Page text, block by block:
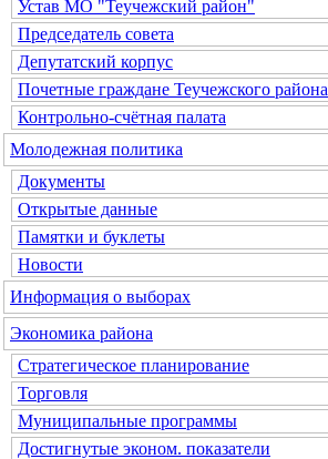
Устав МО "Теучежский район"
Председатель совета
Депутатский корпус
Почетные граждане Теучежского района
Контрольно-счётная палата
Молодежная политика
Документы
Открытые данные
Памятки и буклеты
Новости
Информация о выборах
Экономика района
Стратегическое планирование
Торговля
Муниципальные программы
Достигнутые эконом. показатели